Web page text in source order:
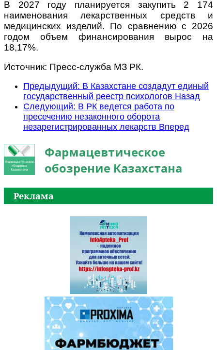
В 2027 году планируется закупить 2 174
наименования лекарственных средств и
медицинских изделий. По сравнению с 2026
годом объем финансирования вырос на
18,17%.
Источник: Пресс-служба МЗ РК.
Предыдущий: В Казахстане создадут единый
государственный реестр психологов Назад
Следующий: В РК ведется работа по
пресечению незаконного оборота
незарегистрированных лекарств Вперед
Фармацевтическое
обозрение Казахстана
Реклама